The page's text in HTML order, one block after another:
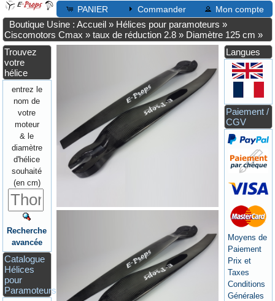
PANIER Commander Mon compte
Boutique Usine : Accueil » Hélices pour paramoteurs »
Ciscomotors Cmax »taux de réduction 2.8 » Diamètre 125 cm »
Trouvez
votre
hélice
entrez le
nom de
votre
moteur
& le
diamètre
d'hélice
souhaité
(en cm)
Recherche
avancée
Catalogue
Hélices
pour
Paramoteurs
Langues
Paiement /
CGV
Moyens de
Paiement
Prix et
Taxes
Conditions
Générales